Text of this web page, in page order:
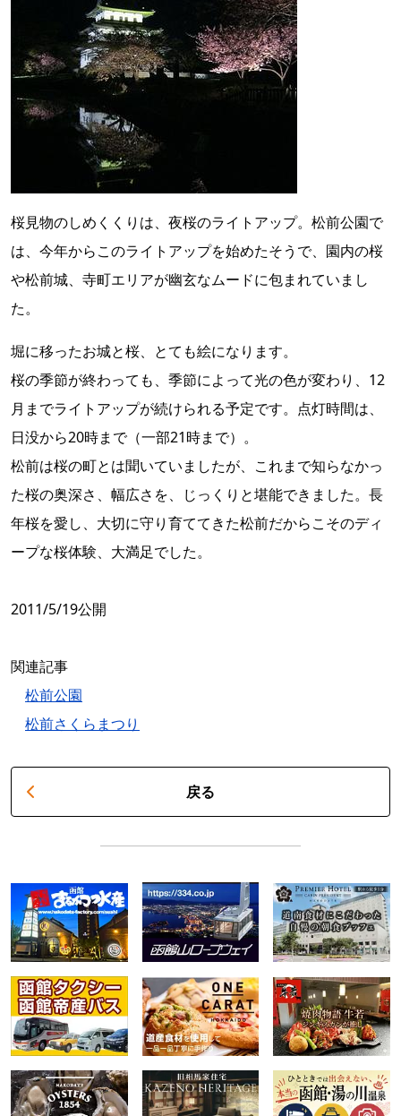
桜見物のしめくくりは、夜桜のライトアップ。松前公園で
は、今年からこのライトアップを始めたそうで、園内の桜
や松前城、寺町エリアが幽玄なムードに包まれていまし
た。
堀に移ったお城と桜、とても絵になります。
桜の季節が終わっても、季節によって光の色が変わり、12
月までライトアップが続けられる予定です。点灯時間は、
日没から20時まで（一部21時まで）。
松前は桜の町とは聞いていましたが、これまで知らなかっ
た桜の奥深さ、幅広さを、じっくりと堪能できました。長
年桜を愛し、大切に守り育ててきた松前だからこそのディ
ープな桜体験、大満足でした。
2011/5/19公開
関連記事
松前公園
松前さくらまつり
戻る